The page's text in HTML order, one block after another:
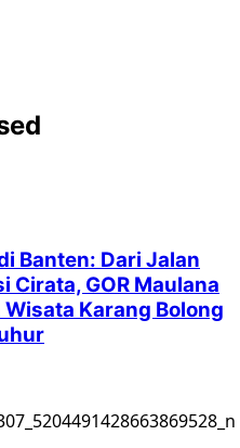
Banten: Dari Jalan
Cirata, GOR Maulana
Karang Bolong